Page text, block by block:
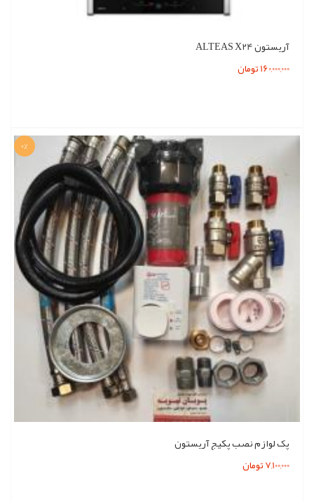
آریستون ALTEAS X24
160,000,000 تومان
پک لوازم نصب پکیج آریستون
7,100,000 تومان
0%